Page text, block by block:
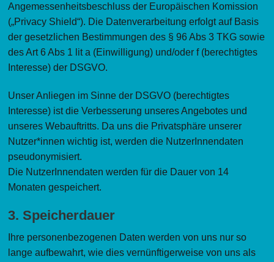
Angemessenheitsbeschluss der Europäischen Komission
(„Privacy Shield“). Die Datenverarbeitung erfolgt auf Basis
der gesetzlichen Bestimmungen des § 96 Abs 3 TKG sowie
des Art 6 Abs 1 lit a (Einwilligung) und/oder f (berechtigtes
Interesse) der DSGVO.
Unser Anliegen im Sinne der DSGVO (berechtigtes
Interesse) ist die Verbesserung unseres Angebotes und
unseres Webauftritts. Da uns die Privatsphäre unserer
Nutzer*innen wichtig ist, werden die NutzerInnendaten
pseudonymisiert.
Die NutzerInnendaten werden für die Dauer von 14
Monaten gespeichert.
3. Speicherdauer
Ihre personenbezogenen Daten werden von uns nur so
lange aufbewahrt, wie dies vernünftigerweise von uns als